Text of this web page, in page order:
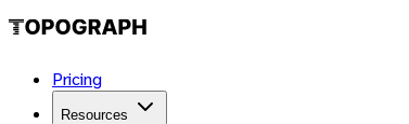
Pricing
Resources